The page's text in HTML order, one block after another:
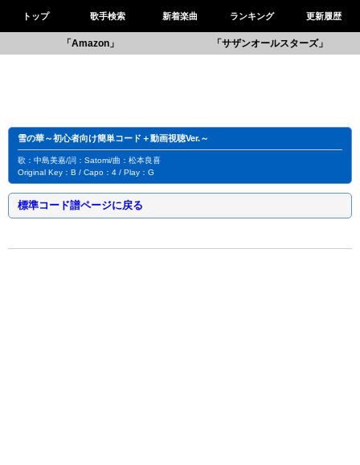
トップ 歌手検索 新着楽曲 ランキング 更新履歴
「Amazon」 「サザンオールスターズ」
雪の華～初心者向け簡単コード＋動画視聴Ver.～
歌：中島美嘉/詞：Satomi/曲：松本良喜
Original Key：B / Capo：4 / Play：G
標準コード譜ページに戻る